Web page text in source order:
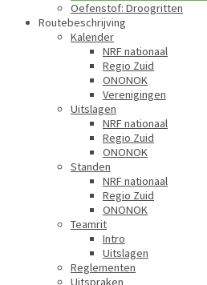
Oefenstof: Droogritten
Routebeschrijving
Kalender
NRF nationaal
Regio Zuid
ONONOK
Verenigingen
Uitslagen
NRF nationaal
Regio Zuid
ONONOK
Standen
NRF nationaal
Regio Zuid
ONONOK
Teamrit
Intro
Uitslagen
Reglementen
Uitspraken